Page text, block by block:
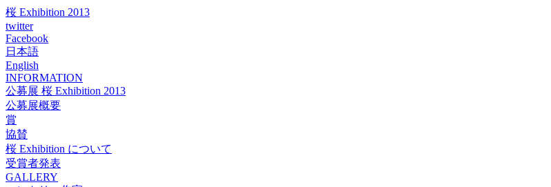
桜 Exhibition 2013
twitter
Facebook
日本語
English
INFORMATION
公募展 桜 Exhibition 2013
公募展概要
賞
協賛
桜 Exhibition について
受賞者発表
GALLERY